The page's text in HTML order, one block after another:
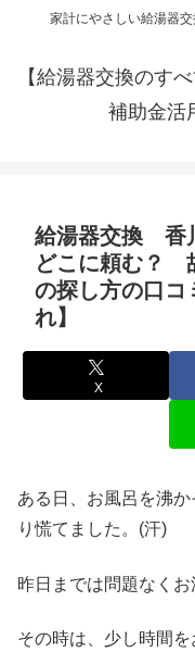
家計にやさしい給湯器
【給湯器交換のす
補助金活
給湯器交換 香
どこに頼む？
の探し方の口コ
れ】
X
ある日、お風呂を沸
り慌てました。(汗)
昨日までは問題なく
その時は、少し時間